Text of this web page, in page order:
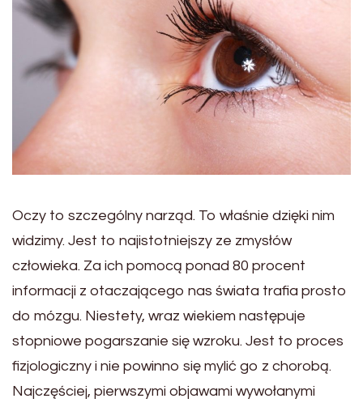
Oczy to szczególny narząd. To właśnie dzięki nim
widzimy. Jest to najistotniejszy ze zmysłów
człowieka. Za ich pomocą ponad 80 procent
informacji z otaczającego nas świata trafia prosto
do mózgu. Niestety, wraz wiekiem następuje
stopniowe pogarszanie się wzroku. Jest to proces
fizjologiczny i nie powinno się mylić go z chorobą.
Najczęściej, pierwszymi objawami wywołanymi